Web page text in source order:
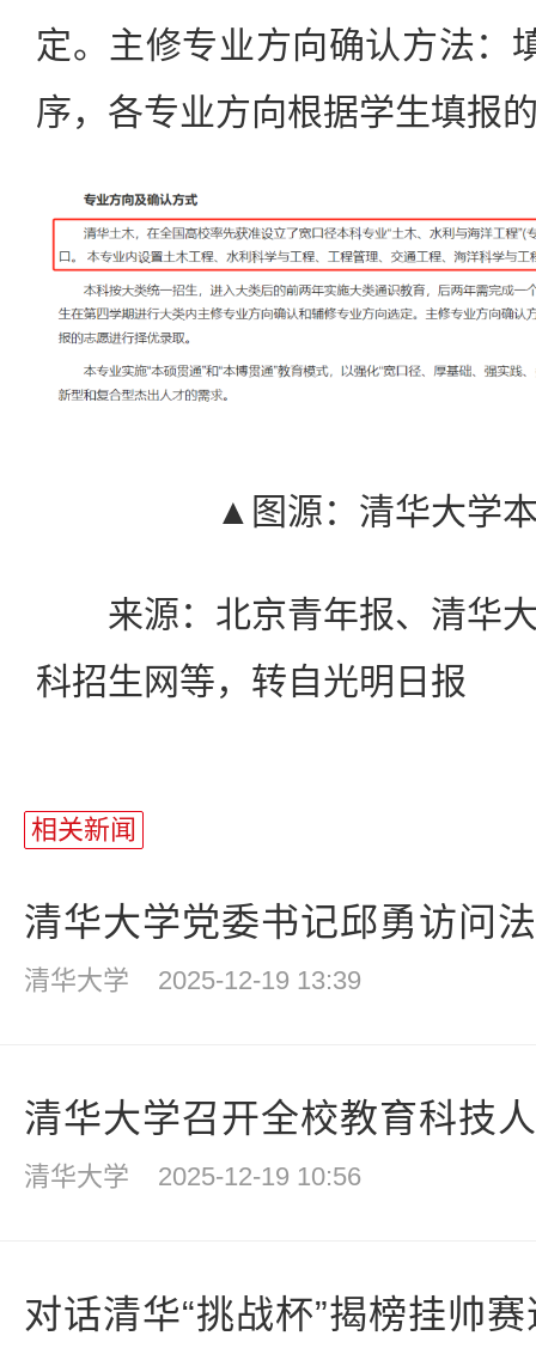
定。主修专业方向确认方法：
序，各专业方向根据学生填报
▲图源：清华大学
来源：北京青年报、清华大
科招生网等，转自光明日报
相关新闻
清华大学党委书记邱勇访问
清华大学 2025-12-19 13:39
清华大学召开全校教育科技
清华大学 2025-12-19 10:56
对话清华“挑战杯”揭榜挂帅